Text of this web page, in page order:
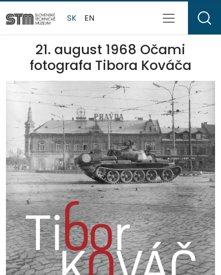
SK EN
21. august 1968 Očami
fotografa Tibora Kováča